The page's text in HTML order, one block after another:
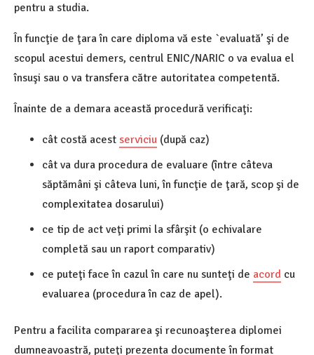
pentru a studia.
În funcţie de ţara în care diploma vă este `evaluată’ şi de
scopul acestui demers, centrul ENIC/NARIC o va evalua el
însuşi sau o va transfera către autoritatea competentă.
Înainte de a demara această procedură verificaţi:
cât costă acest serviciu (după caz)
cât va dura procedura de evaluare (între câteva
săptămâni şi câteva luni, în funcţie de ţară, scop şi de
complexitatea dosarului)
ce tip de act veţi primi la sfârşit (o echivalare
completă sau un raport comparativ)
ce puteţi face în cazul în care nu sunteţi de acord cu
evaluarea (procedura în caz de apel).
Pentru a facilita compararea şi recunoaşterea diplomei
dumneavoastră, puteţi prezenta documente în format